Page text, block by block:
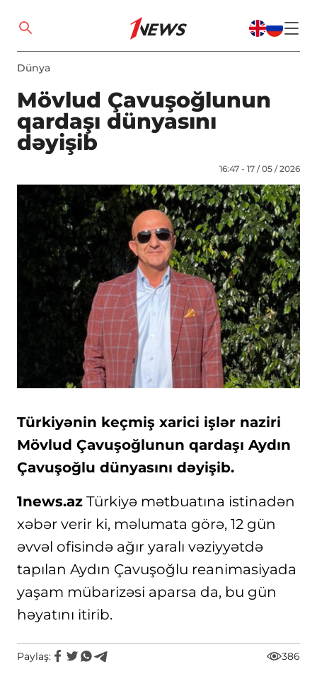
Dünya
Mövlud Çavuşoğlunun
qardaşı dünyasını
dəyişib
16:47 - 17 / 05 / 2026
Türkiyənin keçmiş xarici işlər naziri
Mövlud Çavuşoğlunun qardaşı Aydın
Çavuşoğlu dünyasını dəyişib.
1news.az Türkiyə mətbuatına istinadən
xəbər verir ki, məlumata görə, 12 gün
əvvəl ofisində ağır yaralı vəziyyətdə
tapılan Aydın Çavuşoğlu reanimasiyada
yaşam mübarizəsi aparsa da, bu gün
həyatını itirib.
Paylaş: 386